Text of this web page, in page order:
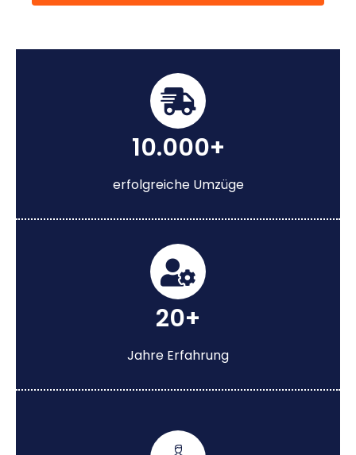
10.000+
erfolgreiche Umzüge
20+
Jahre Erfahrung